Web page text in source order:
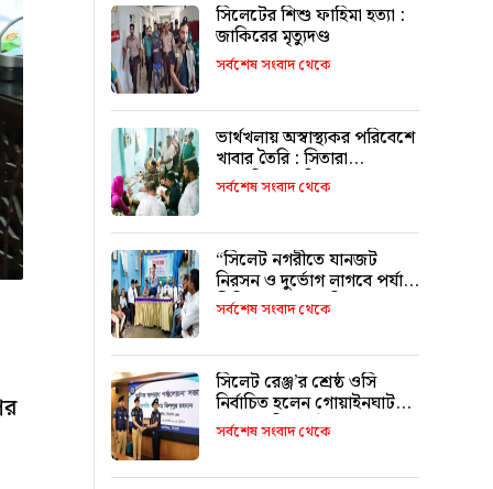
সিলেটের শিশু ফাহিমা হত্যা :
জাকিরের মৃত্যুদণ্ড
সর্বশেষ সংবাদ থেকে
ভার্থখলায় অস্বাস্থ্যকর পরিবেশে
খাবার তৈরি : সিতারা
বেকারিকে জরিমানা
সর্বশেষ সংবাদ থেকে
“সিলেট নগরীতে যানজট
নিরসন ও দুর্ভোগ লাগবে পর্যাপ্ত
সিটি বাস চালুর দাবি”
সর্বশেষ সংবাদ থেকে
সিলেট রেঞ্জ’র শ্রেষ্ঠ ওসি
নির্বাচিত হলেন গোয়াইনঘাট
থানার অফিসার ইনচার্জ ওমর
ফারুক মোড়ল
সর্বশেষ সংবাদ থেকে